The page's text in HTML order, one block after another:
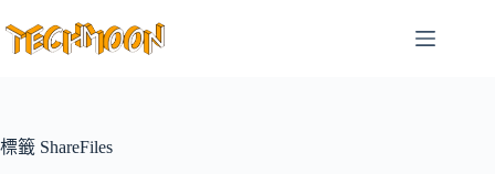
至
容
標籤 ShareFiles